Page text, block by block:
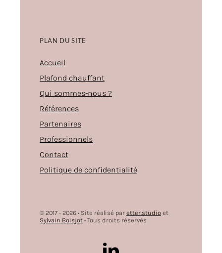
PLAN DU SITE
Accueil
Plafond chauffant
Qui sommes-nous ?
Références
Partenaires
Professionnels
Contact
Politique de confidentialité
© 2017 - 2026 • Site réalisé par etter.studio et
Sylvain Boisjot • Tous droits réservés